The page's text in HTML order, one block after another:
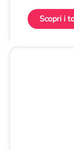
Scopri i